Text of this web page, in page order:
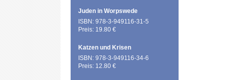
Juden in Worpswede
ISBN: 978-3-949116-31-5
Preis: 19.80 €
Katzen und Krisen
ISBN: 978-3-949116-34-6
Preis: 12.80 €